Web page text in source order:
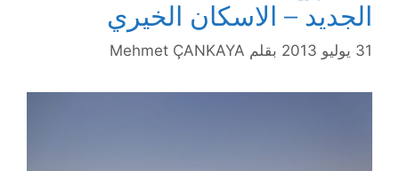
الجديد – الاسكان الخيري
31 يوليو 2013 بقلم Mehmet ÇANKAYA